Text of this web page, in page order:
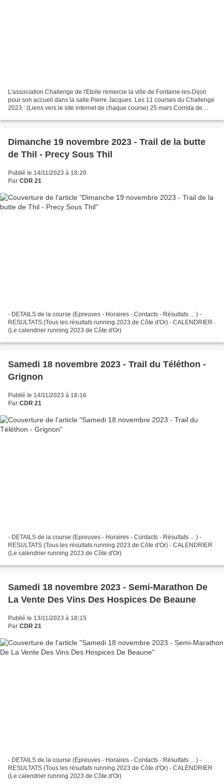
L'association Challenge de l'Etoile remercie la ville de Fontaine-les-Dijon
pour son accueil dans la salle Pierre Jacques. Les 11 courses du Challenge
2023 : (Liens vers le site internet de chaque course) 25 mars Corrida de
Dimanche 19 novembre 2023 - Trail de la butte
de Thil - Precy Sous Thil
Publié le 14/11/2023 à 18:20
Par CDR 21
- DETAILS de la course (Epreuves - Horaires - Contacts - Résultats ... ) -
RESULTATS (Tous les résultats running 2023 de Côte d'Or) - CALENDRIER
(Le calendrier running 2023 de Côte d'Or)
Samedi 18 novembre 2023 - Trail du Téléthon -
Grignon
Publié le 14/11/2023 à 18:16
Par CDR 21
- DETAILS de la course (Epreuves - Horaires - Contacts - Résultats ... ) -
RESULTATS (Tous les résultats running 2023 de Côte d'Or) - CALENDRIER
(Le calendrier running 2023 de Côte d'Or)
Samedi 18 novembre 2023 - Semi-Marathon De
La Vente Des Vins Des Hospices De Beaune
Publié le 13/11/2023 à 18:15
Par CDR 21
- DETAILS de la course (Epreuves - Horaires - Contacts - Résultats ... ) -
RESULTATS (Tous les résultats running 2023 de Côte d'Or) - CALENDRIER
(Le calendrier running 2023 de Côte d'Or)